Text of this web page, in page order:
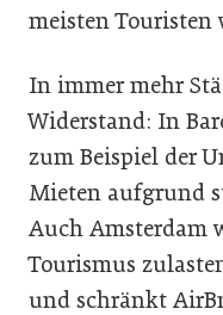
meisten
In immer mehr
Widerstand: In
zum Beispiel der
Mieten aufgrund
Auch Amsterdam
Tourismus
und schränkt